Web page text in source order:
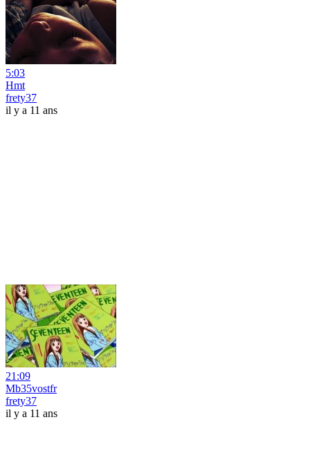
5:03
Hmt
frety37
il y a 11 ans
21:09
Mb35vostfr
frety37
il y a 11 ans